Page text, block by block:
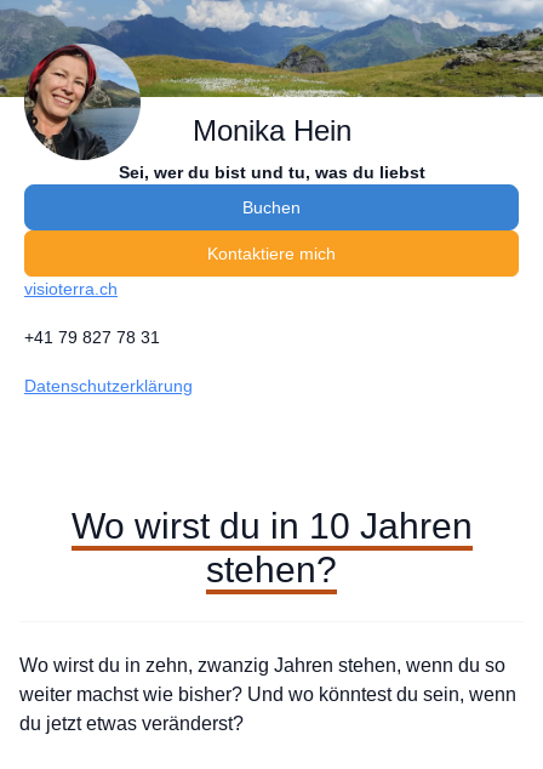
Monika Hein
Sei, wer du bist und tu, was du liebst
Buchen
Kontaktiere mich
visioterra.ch
+41 79 827 78 31
Datenschutzerklärung
Wo wirst du in 10 Jahren
stehen?
Wo wirst du in zehn, zwanzig Jahren stehen, wenn du so
weiter machst wie bisher? Und wo könntest du sein, wenn
du jetzt etwas veränderst?